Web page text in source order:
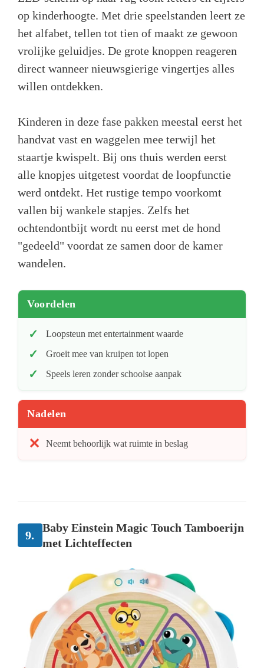
op kinderhoogte. Met drie speelstanden leert ze
het alfabet, tellen tot tien of maakt ze gewoon
vrolijke geluidjes. De grote knoppen reageren
direct wanneer nieuwsgierige vingertjes alles
willen ontdekken.
Kinderen in deze fase pakken meestal eerst het
handvat vast en waggelen mee terwijl het
staartje kwispelt. Bij ons thuis werden eerst
alle knopjes uitgetest voordat de loopfunctie
werd ontdekt. Het rustige tempo voorkomt
vallen bij wankele stapjes. Zelfs het
ochtendontbijt wordt nu eerst met de hond
"gedeeld" voordat ze samen door de kamer
wandelen.
Voordelen
Loopsteun met entertainment waarde
Groeit mee van kruipen tot lopen
Speels leren zonder schoolse aanpak
Nadelen
Neemt behoorlijk wat ruimte in beslag
9.
Baby Einstein Magic Touch Tamboerijn
met Lichteffecten